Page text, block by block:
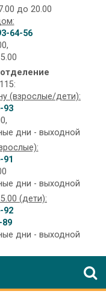
до 20.00
64-56
(взрослые/дети):
93
дни - выходной
91
дни - выходной
(дети):
92
89
дни - выходной